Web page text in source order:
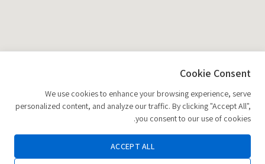
Cookie Consent
We use cookies to enhance your browsing experience, serve
personalized content, and analyze our traffic. By clicking "Accept All",
you consent to our use of cookies.
ACCEPT ALL